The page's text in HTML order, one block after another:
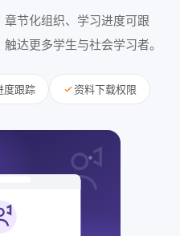
节化组织、学习进度可跟
达更多学生与社会学习者。
度跟踪 资料下载权限